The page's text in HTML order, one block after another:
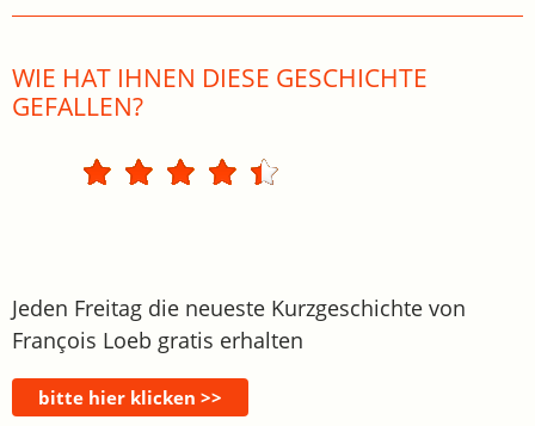
WIE HAT IHNEN DIESE GESCHICHTE
GEFALLEN?
Jeden Freitag die neueste Kurzgeschichte von
François Loeb gratis erhalten